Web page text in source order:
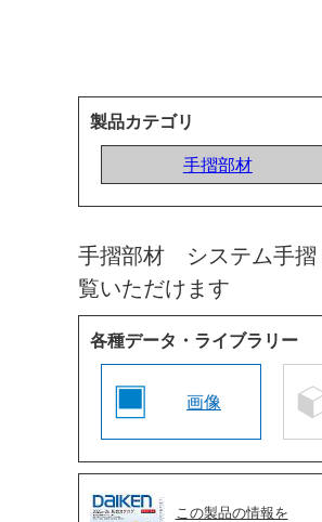
製品カテゴリ
手摺部材
手摺部材 システム手摺
覧いただけます
各種データ・ライブラリー
画像
この製品の情報を